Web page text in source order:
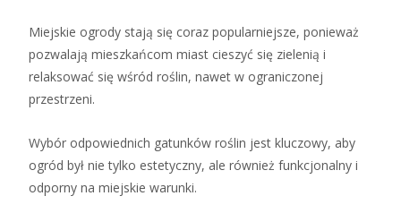
Miejskie ogrody stają się coraz popularniejsze, ponieważ
pozwalają mieszkańcom miast cieszyć się zielenią i
relaksować się wśród roślin, nawet w ograniczonej
przestrzeni.
Wybór odpowiednich gatunków roślin jest kluczowy, aby
ogród był nie tylko estetyczny, ale również funkcjonalny i
odporny na miejskie warunki.